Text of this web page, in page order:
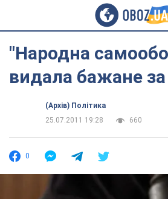
"Народна
видала бажане за
(Архів) Політика
25.07.2011 19:28
660
0